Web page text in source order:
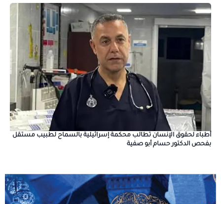
أطباء لحقوق الإنسان تطالب محكمة إسرائيلية بالسماح لطبيب مستقل
بفحص الدكتور حسام أبو صفية